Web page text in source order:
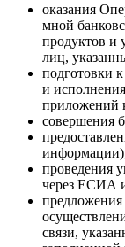
оказания
мной
продуктов и
лиц,
подготовки
и
приложений
совершения
проведения
через ЕСИА
связи,